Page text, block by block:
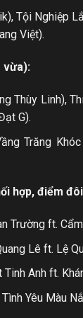
Tội Nghiệp
Việt).
vừa):
Thùy Linh),
G).
Trăng
hợp, điểm
Trường ft.
Lê ft. Lệ
Anh ft.
Yêu Màu